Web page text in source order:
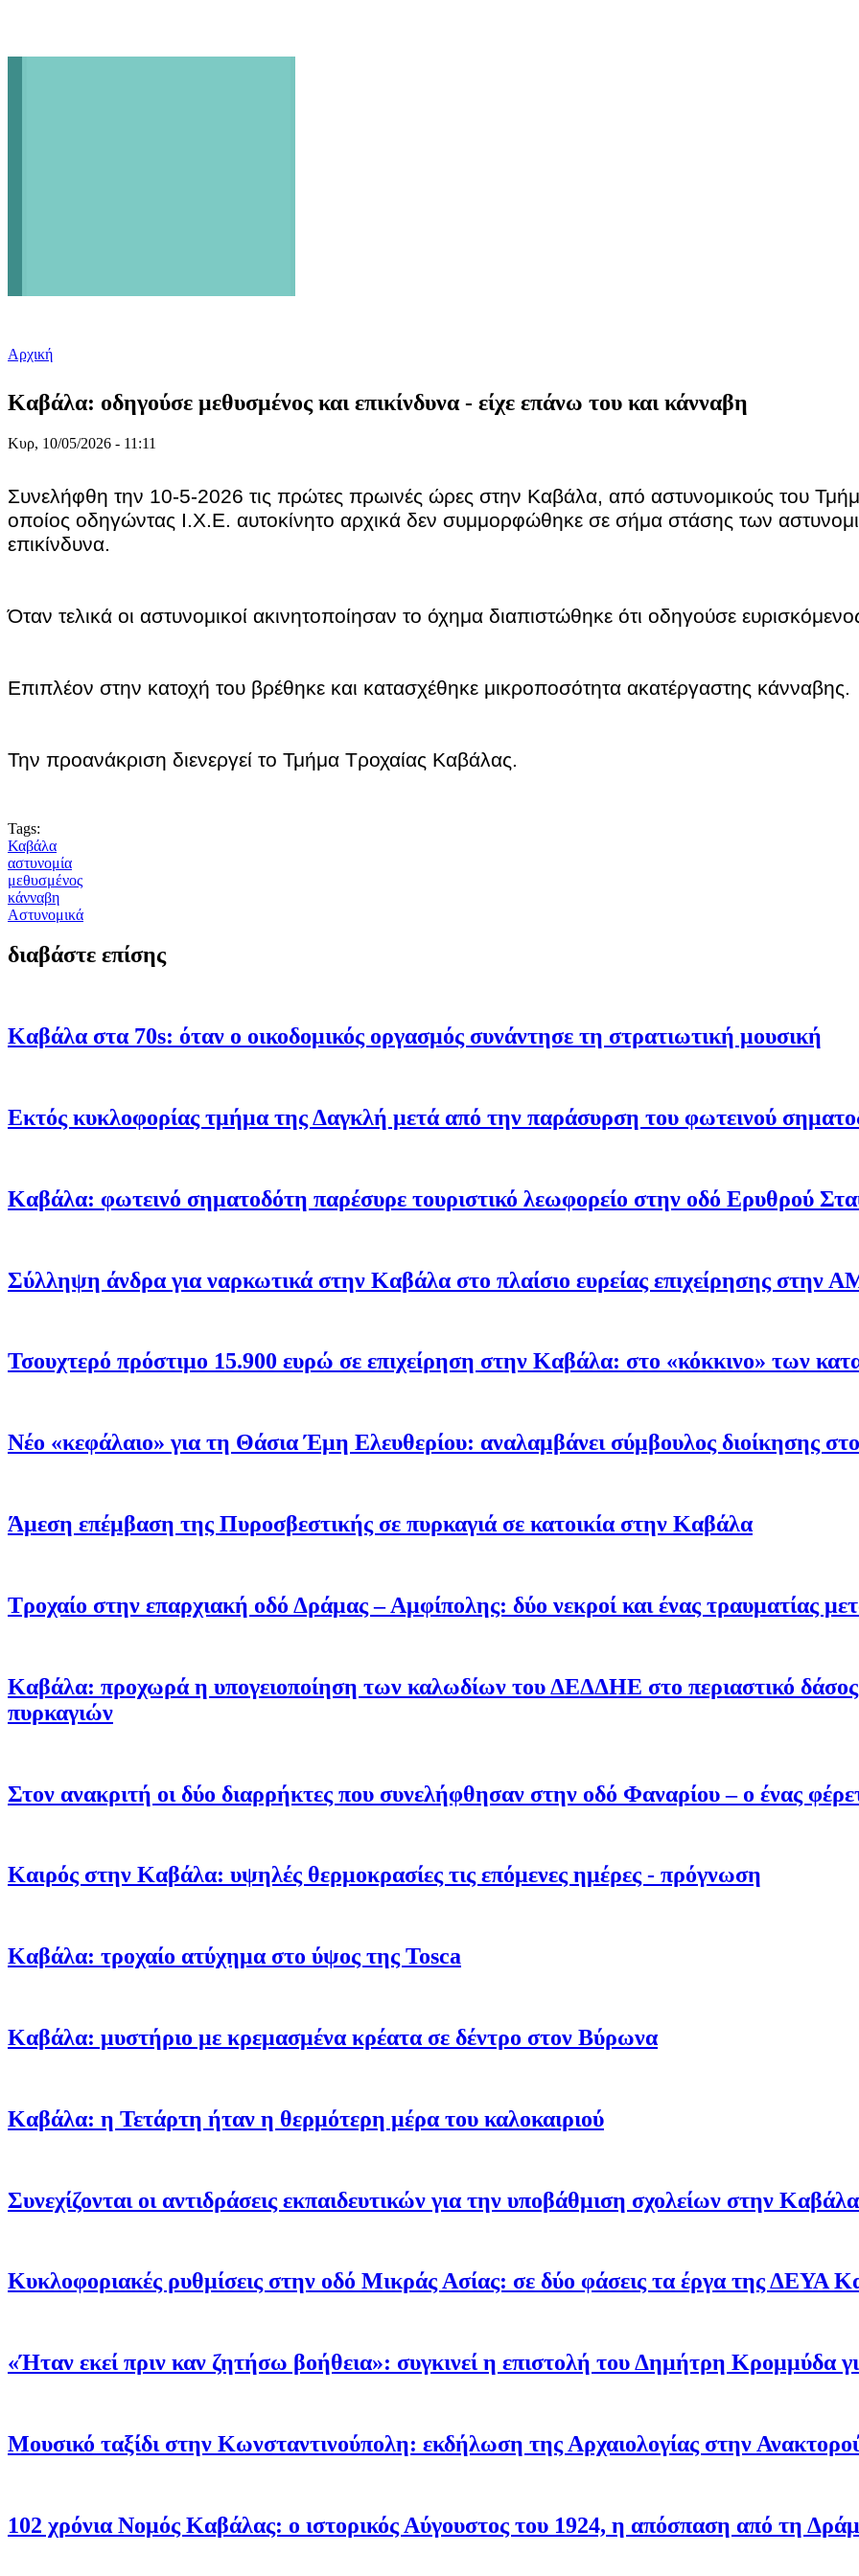
Αρχική
Καβάλα: οδηγούσε μεθυσμένος και επικίνδυνα - είχε επάνω του και κάνναβη
Κυρ, 10/05/2026 - 11:11
Συνελήφθη την 10-5-2026 τις πρώτες πρωινές ώρες στην Καβάλα, από αστυνομικούς του
οποίος οδηγώντας Ι.Χ.Ε. αυτοκίνητο αρχικά δεν συμμορφώθηκε σε σήμα στάσης των
επικίνδυνα.
Όταν τελικά οι αστυνομικοί ακινητοποίησαν το όχημα διαπιστώθηκε ότι οδηγούσε
Επιπλέον στην κατοχή του βρέθηκε και κατασχέθηκε μικροποσότητα ακατέργαστης κάνναβης.
Την προανάκριση διενεργεί το Τμήμα Τροχαίας Καβάλας.
Tags:
Καβάλα
αστυνομία
μεθυσμένος
κάνναβη
Αστυνομικά
διαβάστε επίσης
Καβάλα στα 70s: όταν ο οικοδομικός οργασμός συνάντησε τη στρατιωτική μουσική
Εκτός κυκλοφορίας τμήμα της Δαγκλή μετά από την παράσυρση του φωτεινού
Καβάλα: φωτεινό σηματοδότη παρέσυρε τουριστικό λεωφορείο στην οδό Ερυθρού
Σύλληψη άνδρα για ναρκωτικά στην Καβάλα στο πλαίσιο ευρείας επιχείρησης στην
Τσουχτερό πρόστιμο 15.900 ευρώ σε επιχείρηση στην Καβάλα: στο «κόκκινο» των
Νέο «κεφάλαιο» για τη Θάσια Έμη Ελευθερίου: αναλαμβάνει σύμβουλος διοίκησης
Άμεση επέμβαση της Πυροσβεστικής σε πυρκαγιά σε κατοικία στην Καβάλα
Τροχαίο στην επαρχιακή οδό Δράμας – Αμφίπολης: δύο νεκροί και ένας τραυματίας
Καβάλα: προχωρά η υπογειοποίηση των καλωδίων του ΔΕΔΔΗΕ στο περιαστικό
πυρκαγιών
Στον ανακριτή οι δύο διαρρήκτες που συνελήφθησαν στην οδό Φαναρίου – ο ένας
Καιρός στην Καβάλα: υψηλές θερμοκρασίες τις επόμενες ημέρες - πρόγνωση
Καβάλα: τροχαίο ατύχημα στο ύψος της Tosca
Καβάλα: μυστήριο με κρεμασμένα κρέατα σε δέντρο στον Βύρωνα
Καβάλα: η Τετάρτη ήταν η θερμότερη μέρα του καλοκαιριού
Συνεχίζονται οι αντιδράσεις εκπαιδευτικών για την υποβάθμιση σχολείων στην
Κυκλοφοριακές ρυθμίσεις στην οδό Μικράς Ασίας: σε δύο φάσεις τα έργα της ΔΕΥΑ
«Ήταν εκεί πριν καν ζητήσω βοήθεια»: συγκινεί η επιστολή του Δημήτρη Κρομμύδα
Μουσικό ταξίδι στην Κωνσταντινούπολη: εκδήλωση της Αρχαιολογίας στην
102 χρόνια Νομός Καβάλας: ο ιστορικός Αύγουστος του 1924, η απόσπαση από τη